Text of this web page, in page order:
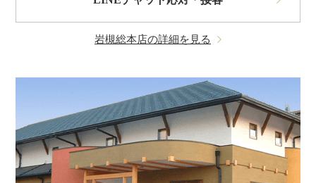
岩槻総本店の詳細を見る